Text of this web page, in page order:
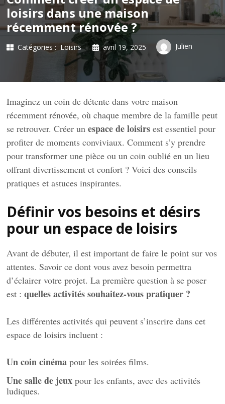
loisirs dans une maison
récemment rénovée ?
Catégories : Loisirs avril 19, 2025 Julien
Imaginez un coin de détente dans votre maison
récemment rénovée, où chaque membre de la famille peut
se retrouver. Créer unespace de loisirs est essentiel pour
profiter de moments conviviaux. Comment s’y prendre
pour transformer une pièce ou un coin oublié en un lieu
offrant divertissement et confort ? Voici des conseils
pratiques et astuces inspirantes.
Définir vos besoins et désirs
pour un espace de loisirs
Avant de débuter, il est important de faire le point sur vos
attentes. Savoir ce dont vous avez besoin permettra
d’éclairer votre projet. La première question à se poser
est :quelles activités souhaitez-vous pratiquer ?
Les différentes activités qui peuvent s’inscrire dans cet
espace de loisirs incluent :
Un coin cinéma pour les soirées films.
Une salle de jeux pour les enfants, avec des activités
ludiques.